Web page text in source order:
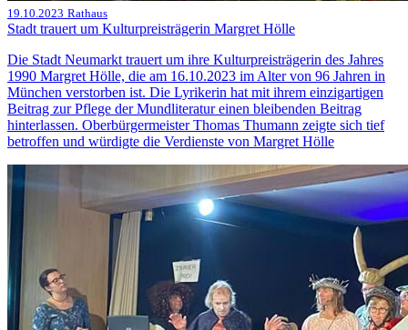
19.10.2023 Rathaus
Stadt trauert um Kulturpreisträgerin Margret Hölle
Die Stadt Neumarkt trauert um ihre Kulturpreisträgerin des Jahres
1990 Margret Hölle, die am 16.10.2023 im Alter von 96 Jahren in
München verstorben ist. Die Lyrikerin hat mit ihrem einzigartigen
Beitrag zur Pflege der Mundliteratur einen bleibenden Beitrag
hinterlassen. Oberbürgermeister Thomas Thumann zeigte sich tief
betroffen und würdigte die Verdienste von Margret Hölle